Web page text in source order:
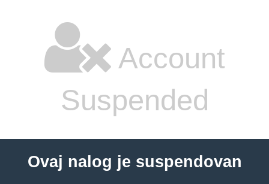
Account
Suspended
Ovaj nalog je suspendovan